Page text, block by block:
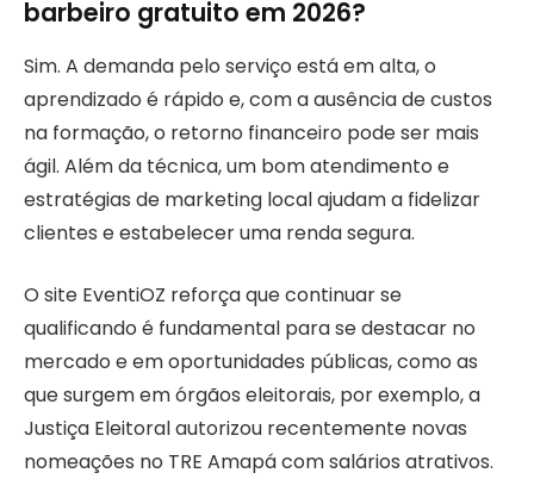
barbeiro gratuito em 2026?
Sim. A demanda pelo serviço está em alta, o
aprendizado é rápido e, com a ausência de custos
na formação, o retorno financeiro pode ser mais
ágil. Além da técnica, um bom atendimento e
estratégias de marketing local ajudam a fidelizar
clientes e estabelecer uma renda segura.
O site EventiOZ reforça que continuar se
qualificando é fundamental para se destacar no
mercado e em oportunidades públicas, como as
que surgem em órgãos eleitorais, por exemplo, a
Justiça Eleitoral autorizou recentemente novas
nomeações no TRE Amapá com salários atrativos.